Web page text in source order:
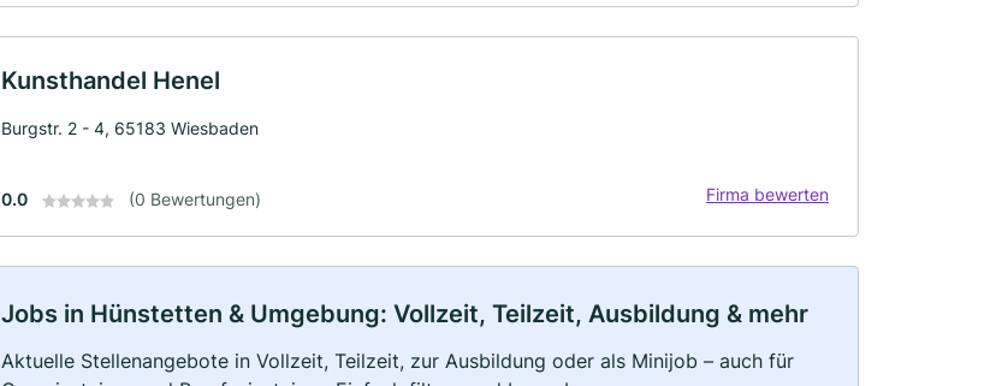
Kunsthandel Henel
Burgstr. 2 - 4, 65183 Wiesbaden
0.0 (0 Bewertungen) Firma bewerten
Jobs in Hünstetten & Umgebung: Vollzeit, Teilzeit, Ausbildung & mehr
Aktuelle Stellenangebote in Vollzeit, Teilzeit, zur Ausbildung oder als Minijob – auch für